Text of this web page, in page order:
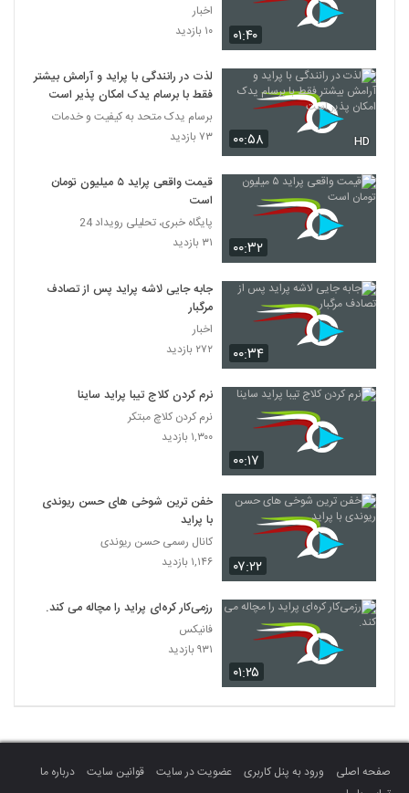
۰۱:۴۰
اخبار
۱۰ بازدید
۰۰:۵۸ HD
لذت در رانندگی با پراید و آرامش بیشتر
فقط با برسام یدک امکان پذیر است
برسام یدک متحد به کیفیت و خدمات
۷۳ بازدید
۰۰:۳۲
قیمت واقعی پراید ۵ میلیون تومان
است
پایگاه خبری، تحلیلی رویداد 24
۳۱ بازدید
۰۰:۳۴
جابه جایی لاشه پراید پس از تصادف
مرگبار
اخبار
۲۷۲ بازدید
۰۰:۱۷
نرم کردن کلاج تیبا پراید ساینا
نرم کردن کلاچ مبتکر
۱,۳۰۰ بازدید
۰۷:۲۲
خفن ترین شوخی های حسن ریوندی
با پراید
کانال رسمی حسن ریوندی
۱,۱۴۶ بازدید
۰۱:۲۵
رزمی‌کار کره‌ای پراید را مچاله می کند.
فانیکس
۹۳۱ بازدید
صفحه اصلی ورود به پنل کاربری عضویت در سایت قوانین سایت
درباره ما